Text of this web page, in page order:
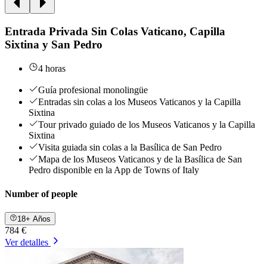
Entrada Privada Sin Colas Vaticano, Capilla
Sixtina y San Pedro
4 horas
Guía profesional monolingüe
Entradas sin colas a los Museos Vaticanos y la Capilla
Sixtina
Tour privado guiado de los Museos Vaticanos y la Capilla
Sixtina
Visita guiada sin colas a la Basílica de San Pedro
Mapa de los Museos Vaticanos y de la Basílica de San
Pedro disponible en la App de Towns of Italy
Number of people
18+ Años
784 €
Ver detalles